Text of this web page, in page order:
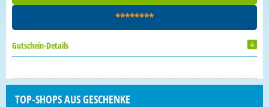
********
Gutschein-Details
TOP-SHOPS AUS GESCHENKE